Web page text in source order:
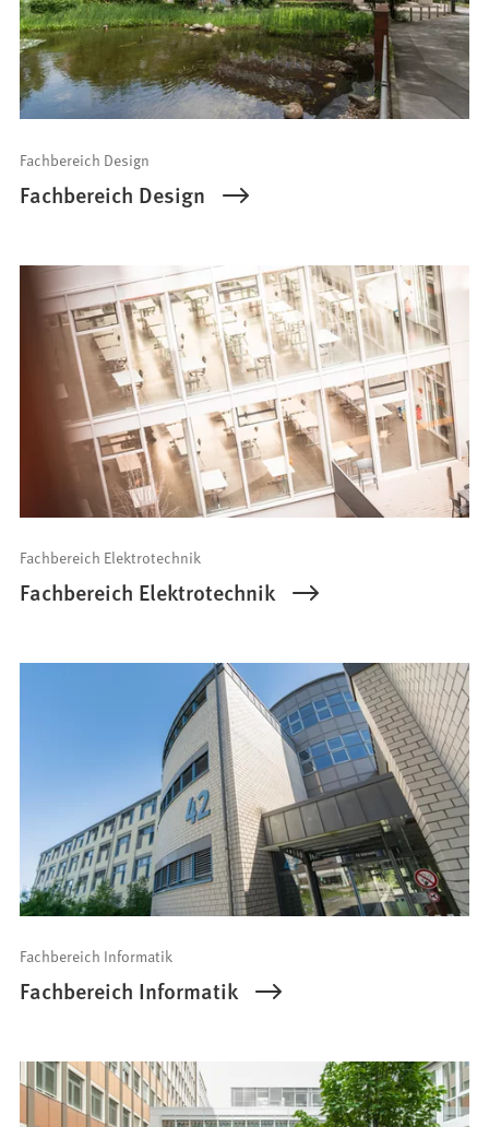
Fachbereich Design
Fachbereich Design
Fachbereich Elektrotechnik
Fachbereich Elektrotechnik
Fachbereich Informatik
Fachbereich Informatik